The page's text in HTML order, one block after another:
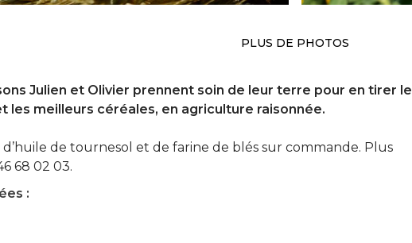
PLUS DE PHOTOS
Julien et Olivier prennent soin de leur terre pour en tirer le
les meilleurs céréales, en agriculture raisonnée.
de tournesol et de farine de blés sur commande. Plus
68 02 03.
: